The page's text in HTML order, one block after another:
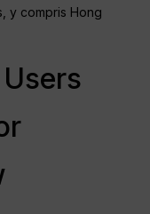
y compris Hong